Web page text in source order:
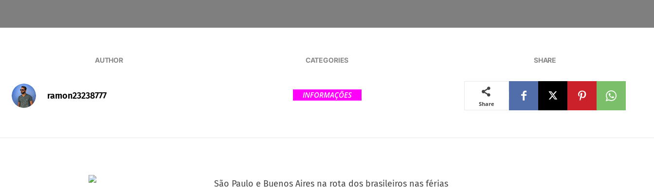
AUTHOR
ramon23238777
CATEGORIES
INFORMAÇÕES
SHARE
Share